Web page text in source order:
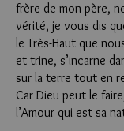
frère de mon père,
vérité, je vous dis
le Très-Haut que
et trine, s’incarne
sur la terre tout en
Car Dieu peut le
l’Amour qui est sa